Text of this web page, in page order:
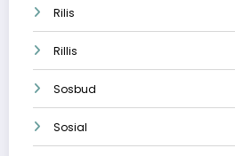
Rilis
Rillis
Sosbud
Sosial